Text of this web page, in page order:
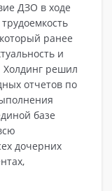
ДЗО в ходе
ранее
и
Холдинг решил
отчетов по
базе
дочерних